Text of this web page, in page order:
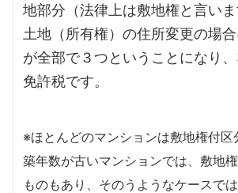
地部分（法律上は敷地権と言い
土地（所有権）の住所変更の場
が全部で３つということになり
免許税です。
※ほとんどのマンションは敷地権付区
築年数が古いマンションでは、敷地
ものもあり、そのうようなケースで